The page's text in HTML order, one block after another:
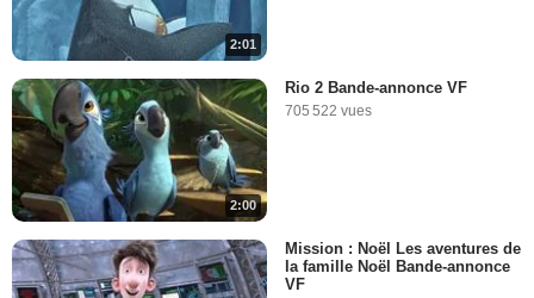
2:01
2:00
Rio 2 Bande-annonce VF
705 522 vues
Mission : Noël Les aventures de
la famille Noël Bande-annonce
VF